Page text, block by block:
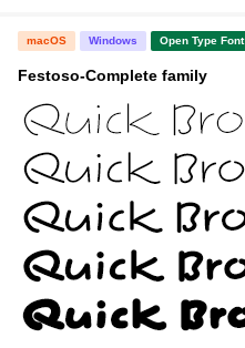
macOS Windows Open Type Font
Festoso-Complete family